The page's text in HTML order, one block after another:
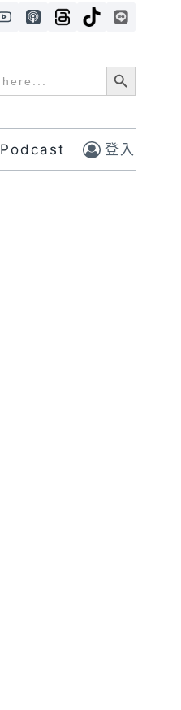
Search Button
Podcast 登入